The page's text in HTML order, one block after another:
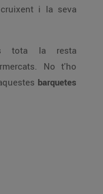
i la seva
tota la resta
No t'ho
barquetes